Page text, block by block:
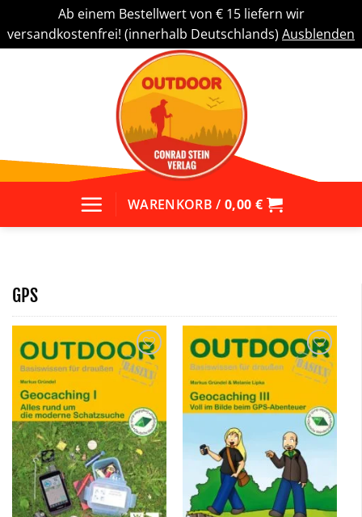
Ab einem Bestellwert von € 15 liefern wir
versandkostenfrei! (innerhalb Deutschlands) Ausblenden
WARENKORB / 0,00 €
GPS
Zu
Wunschliste
Zu
Wunschliste